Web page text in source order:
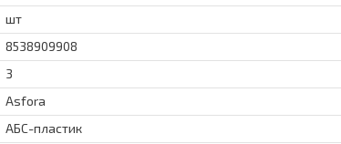
шт
8538909908
3
Asfora
АБС-пластик